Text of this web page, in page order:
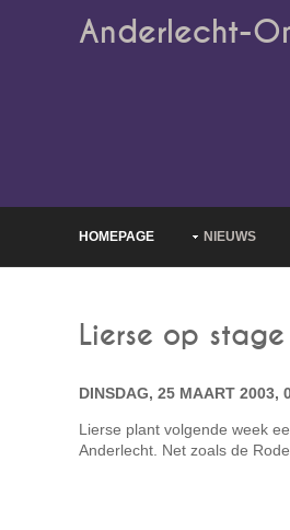
Anderlecht-
HOMEPAGE NIEUWS
Lierse op
DINSDAG, 25 MAART 2003,
Lierse plant volgende week
Anderlecht. Net zoals de